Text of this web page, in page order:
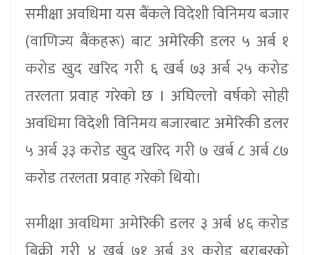
समीक्षा अवधिमा यस बैंकले विदेशी विनिमय बजार
(वाणिज्य बैंकहरू) बाट अमेरिकी डलर ५ अर्ब १
करोड खुद खरिद गरी ६ खर्ब ७३ अर्ब २५ करोड
तरलता प्रवाह गरेको छ । अघिल्लो वर्षको सोही
अवधिमा विदेशी विनिमय बजारबाट अमेरिकी डलर
५ अर्ब ३३ करोड खुद खरिद गरी ७ खर्ब ८ अर्ब ८७
करोड तरलता प्रवाह गरेको थियो।
समीक्षा अवधिमा अमेरिकी डलर ३ अर्ब ४६ करोड